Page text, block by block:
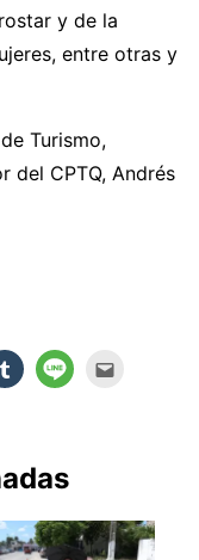
y de la
entre otras y
Turismo,
del CPTQ, Andrés